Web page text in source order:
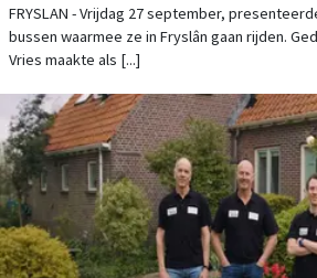
FRYSLAN - Vrijdag 27 september,
bussen waarmee ze in Fryslân gaan rijden.
Vries maakte als [...]